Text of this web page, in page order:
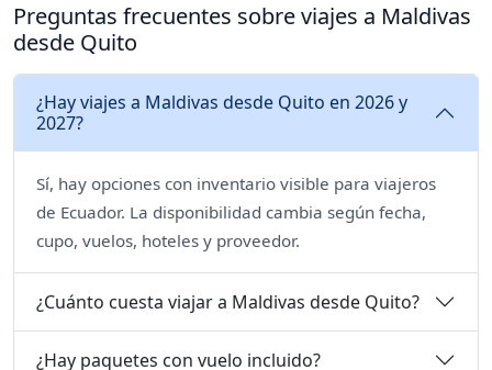
Preguntas frecuentes sobre viajes a Maldivas
desde Quito
¿Hay viajes a Maldivas desde Quito en 2026 y
2027?
Sí, hay opciones con inventario visible para viajeros
de Ecuador. La disponibilidad cambia según fecha,
cupo, vuelos, hoteles y proveedor.
¿Cuánto cuesta viajar a Maldivas desde Quito?
¿Hay paquetes con vuelo incluido?